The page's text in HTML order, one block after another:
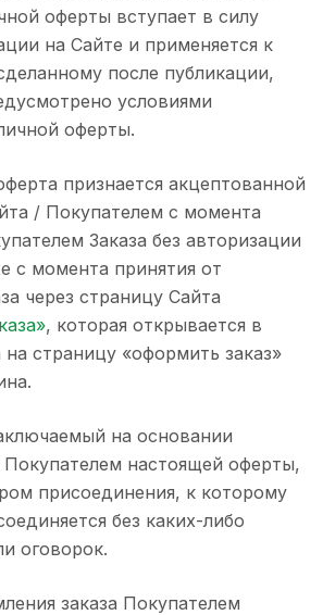
оферты вступает в силу
на Сайте и применяется к
после публикации,
условиями
оферты.
признается акцептованной
/ Покупателем с момента
Заказа без авторизации
с момента принятия от
через страницу Сайта
, которая открывается в
на страницу «оформить заказ»
на основании
Покупателем настоящей оферты,
присоединения, к которому
без каких-либо
оговорок.
заказа Покупателем